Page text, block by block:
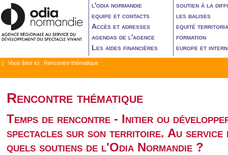
l'odia normandie
equipe et contacts
Accès et adresses
agendas de l'agence
Les aides financières
soutien à la
les balises
equité
formation
europe et
| Vous êtes ici : Rencontre thématique
Rencontre thématique
Temps de rencontre - Initier ou
spectacles sur son territoire. Au service
quels soutiens de l'Odia Normandie ?